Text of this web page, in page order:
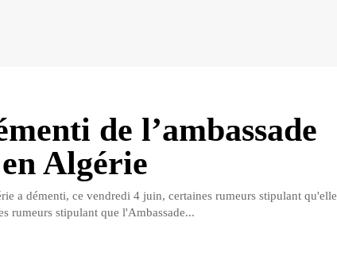
de l’ambassade
Algérie
a démenti, ce vendredi 4 juin, certaines rumeurs stipulant qu'elle
rumeurs stipulant que l'Ambassade...